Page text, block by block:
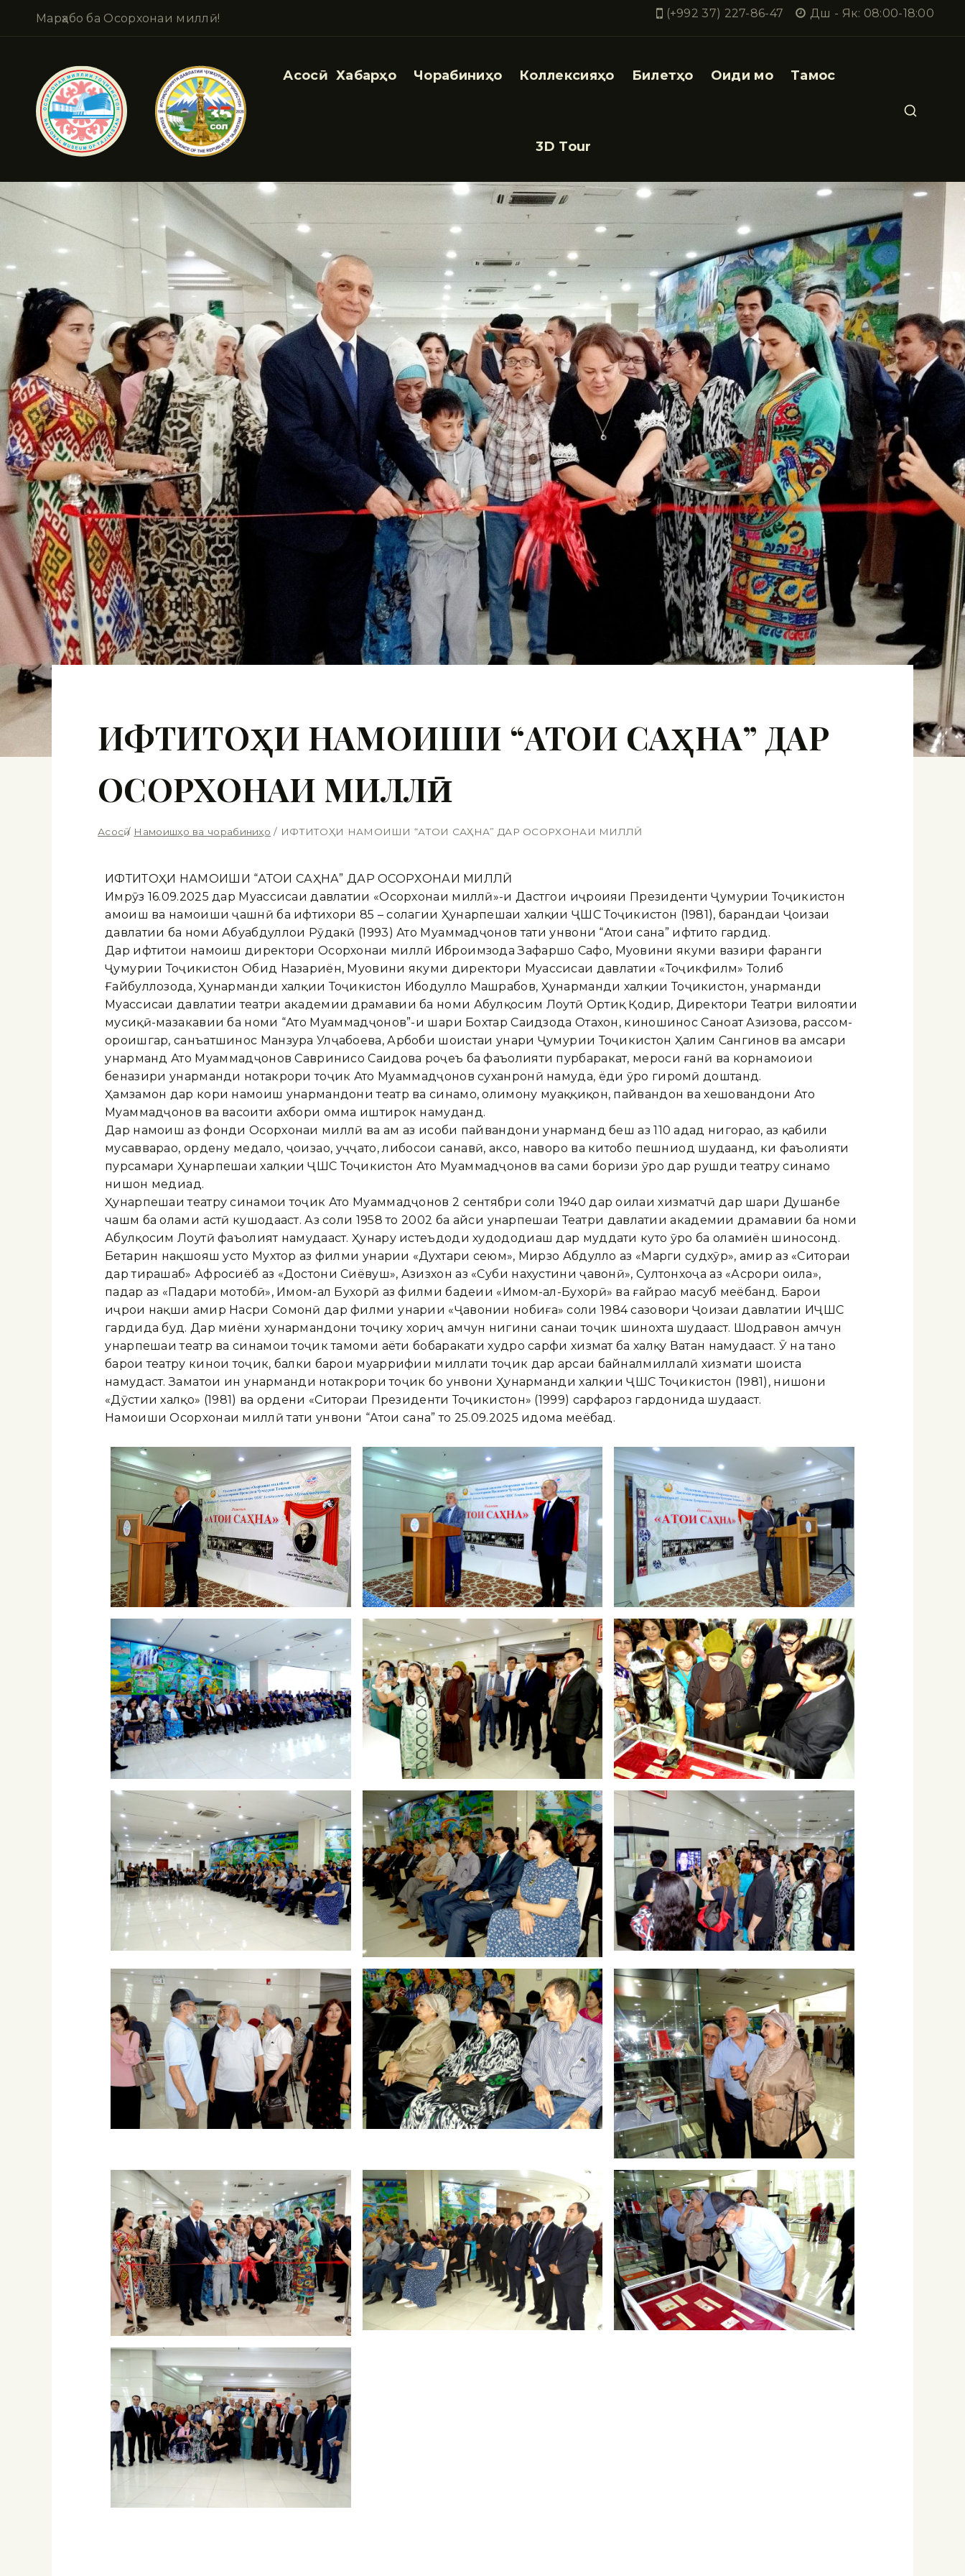
Марҳабо ба Осорхонаи миллӣ! (+992 37) 227-86-47 Дш - Як: 08:00-18:00
Асосӣ Хабарҳо Чорабиниҳо Коллексияҳо Билетҳо Оиди мо Тамос
3D Tour
ИФТИТОҲИ НАМОИШИ “АТОИ САҲНА” ДАР
ОСОРХОНАИ МИЛЛӢ
Асосӣ / Намоишҳо ва чорабиниҳо / ИФТИТОҲИ НАМОИШИ “АТОИ САҲНА” ДАР ОСОРХОНАИ МИЛЛӢ
ИФТИТОҲИ НАМОИШИ “АТОИ САҲНА” ДАР ОСОРХОНАИ МИЛЛӢ
Имрӯз 16.09.2025 дар Муассисаи давлатии «Осорхонаи миллӣ»-и Дастгоҳи иҷроияи Президенти Ҷумҳурии Тоҷикистон
ҳамоиш ва намоиши ҷашнӣ ба ифтихори 85 – солагии Ҳунарпешаи халқии ҶШС Тоҷикистон (1981), барандаи Ҷоизаи
давлатии ба номи Абуабдуллоҳи Рӯдакӣ (1993) Ато Муҳаммадҷонов таҳти унвони “Атои саҳна” ифтитоҳ гардид.
Дар ифтитоҳи намоиш директори Осорхонаи миллӣ Иброҳимзода Зафаршо Сафо, Муовини якуми вазири фарҳанги
Ҷумҳурии Тоҷикистон Обид Назариён, Муовини якуми директори Муассисаи давлатии «Тоҷикфилм» Толиб
Ғайбуллозода, Ҳунарманди халқии Тоҷикистон Ибодулло Машрабов, Ҳунарманди халқии Тоҷикистон, ҳунарманди
Муассисаи давлатии театри академии драмавии ба номи Абулқосим Лоҳутӣ Ортиқ Қодир, Директори Театри вилоятии
мусиқӣ-мазҳакавии ба номи “Ато Муҳаммадҷонов”-и шаҳри Бохтар Саидзода Отахон, киношинос Саноат Азизова, рассом-
ороишгар, санъатшинос Манзура Улҷабоева, Арбоби шоистаи ҳунари Ҷумҳурии Тоҷикистон Ҳалим Сангинов ва ҳамсари
ҳунарманд Ато Муҳаммадҷонов Савринисо Саидова роҷеъ ба фаъолияти пурбаракат, мероси ғанӣ ва корнамоиҳои
беназири ҳунарманди нотакрори тоҷик Ато Муҳаммадҷонов суханронӣ намуда, ёди ӯро гиромӣ доштанд.
Ҳамзамон дар кори намоиш ҳунармандони театр ва синамо, олимону муҳаққиқон, пайвандон ва хешовандони Ато
Муҳаммадҷонов ва васоити ахбори омма иштирок намуданд.
Дар намоиш аз фонди Осорхонаи миллӣ ва ҳам аз ҳисоби пайвандони ҳунарманд беш аз 110 адад нигораҳо, аз қабили
мусаввараҳо, ордену медалҳо, ҷоизаҳо, ҳуҷҷатҳо, либосҳои саҳнавӣ, аксҳо, наворҳо ва китобҳо пешниҳод шудаанд, ки фаъолияти
пурсамари Ҳунарпешаи халқии ҶШС Тоҷикистон Ато Муҳаммадҷонов ва саҳми боризи ӯро дар рушди театру синамо
нишон медиҳад.
Ҳунарпешаи театру синамои тоҷик Ато Муҳаммадҷонов 2 сентябри соли 1940 дар оилаи хизматчӣ дар шаҳри Душанбе
чашм ба олами ҳастӣ кушодааст. Аз соли 1958 то 2002 ба ҳайси ҳунарпешаи Театри давлатии академии драмавии ба номи
Абулқосим Лоҳутӣ фаъолият намудааст. Ҳунару истеъдоди худододиаш дар муддати кутоҳ ӯро ба оламиён шиносонд.
Беҳтарин нақшҳояш усто Мухтор аз филми ҳунарии «Духтари сеюм», Мирзо Абдулло аз «Марги судхӯр», амир аз «Ситораи
дар тирашаб» Афросиёб аз «Достони Сиёвуш», Азизхон аз «Субҳи нахустини ҷавонӣ», Султонхоҷа аз «Асрори оила»,
падар аз «Падари моҳтобӣ», Имом-ал Бухорӣ аз филми бадеии «Имом-ал-Бухорӣ» ва ғайраҳо маҳсуб меёбанд. Барои
иҷрои нақши амир Насри Сомонӣ дар филми ҳунарии «Ҷавонии нобиға» соли 1984 сазовори Ҷоизаи давлатии ИҶШС
гардида буд. Дар миёни хунармандони тоҷику хориҷ ҳамчун нигини саҳнаи тоҷик шинохта шудааст. Шодравон ҳамчун
ҳунарпешаи театр ва синамои тоҷик тамоми ҳаёти бобаракати худро сарфи хизмат ба халқу Ватан намудааст. Ӯ на танҳо
барои театру кинои тоҷик, балки барои муаррифии миллати тоҷик дар арсаи байналмиллалӣ хизмати шоиста
намудаст. Заҳматҳои ин ҳунарманди нотакрори тоҷик бо унвони Ҳунарманди халқии ҶШС Тоҷикистон (1981), нишони
«Дӯстии халқҳо» (1981) ва ордени «Ситораи Президенти Тоҷикистон» (1999) сарфароз гардонида шудааст.
Намоиши Осорхонаи миллӣ таҳти унвони “Атои саҳна” то 25.09.2025 идома меёбад.